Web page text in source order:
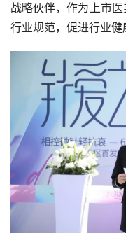
战略伙伴，作为上市
行业规范，促进行业健